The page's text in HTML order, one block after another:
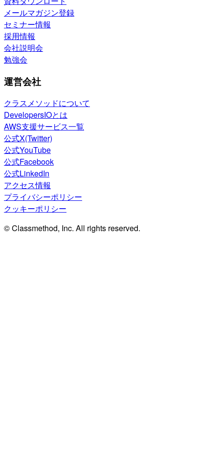
メールマガジン登録
セミナー情報
採用情報
会社説明会
勉強会
運営会社
クラスメソッドについて
DevelopersIOとは
AWS支援サービス一覧
公式X(Twitter)
公式YouTube
公式Facebook
公式LinkedIn
アクセス情報
プライバシーポリシー
クッキーポリシー
© Classmethod, Inc. All rights reserved.